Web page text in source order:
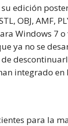
edición
OBJ, AMF,
Windows 7 o
ya no se
integrado en
para la